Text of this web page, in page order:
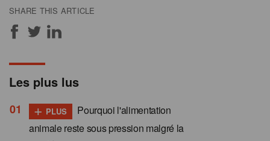
SHARE THIS ARTICLE
Les plus lus
+ PLUS
Pourquoi l'alimentation
animale reste sous pression malgré la